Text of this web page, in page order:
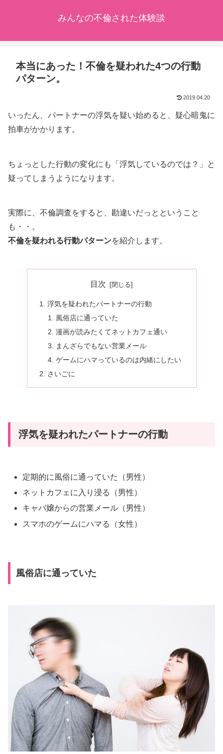
みんなの不倫された体験談
本当にあった！不倫を疑われた4つの行動
パターン。
2019.04.20
いったん、パートナーの浮気を疑い始めると、疑心暗鬼に
拍車がかかります。
ちょっとした行動の変化にも「浮気しているのでは？」と
疑ってしまうようになります。
実際に、不倫調査をすると、勘違いだっとということ
も・・。
不倫を疑われる行動パターンを紹介します。
目次
浮気を疑われたパートナーの行動
風俗店に通っていた
漫画が読みたくてネットカフェ通い
まんざらでもない営業メール
ゲームにハマっているのは内緒にしたい
さいごに
浮気を疑われたパートナーの行動
定期的に風俗に通っていた（男性）
ネットカフェに入り浸る（男性）
キャバ嬢からの営業メール（男性）
スマホのゲームにハマる（女性）
風俗店に通っていた